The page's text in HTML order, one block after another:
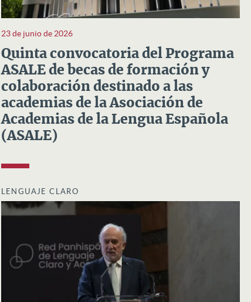
23 de junio de 2026
Quinta convocatoria del Programa
ASALE de becas de formación y
colaboración destinado a las
academias de la Asociación de
Academias de la Lengua Española
(ASALE)
LENGUAJE CLARO